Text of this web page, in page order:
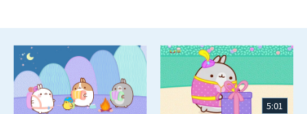
5:01